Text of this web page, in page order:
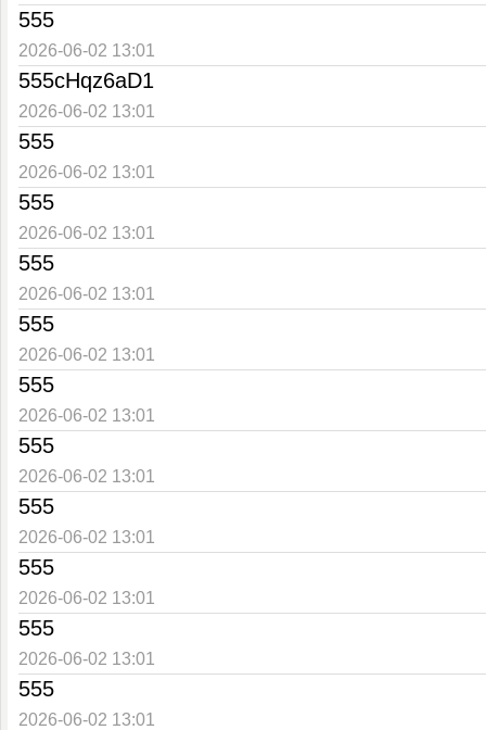
555
2026-06-02 13:01
555cHqz6aD1
2026-06-02 13:01
555
2026-06-02 13:01
555
2026-06-02 13:01
555
2026-06-02 13:01
555
2026-06-02 13:01
555
2026-06-02 13:01
555
2026-06-02 13:01
555
2026-06-02 13:01
555
2026-06-02 13:01
555
2026-06-02 13:01
555
2026-06-02 13:01